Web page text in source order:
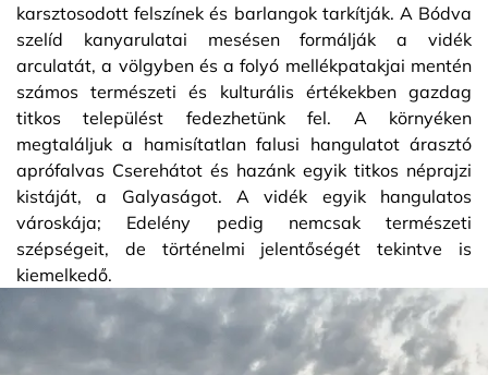
karsztosodott felszínek és barlangok tarkítják. A Bódva
szelíd kanyarulatai mesésen formálják a vidék
arculatát, a völgyben és a folyó mellékpatakjai mentén
számos természeti és kulturális értékekben gazdag
titkos települést fedezhetünk fel. A környéken
megtaláljuk a hamisítatlan falusi hangulatot árasztó
aprófalvas Cserehátot és hazánk egyik titkos néprajzi
kistáját, a Galyaságot. A vidék egyik hangulatos
városkája; Edelény pedig nemcsak természeti
szépségeit, de történelmi jelentőségét tekintve is
kiemelkedő.